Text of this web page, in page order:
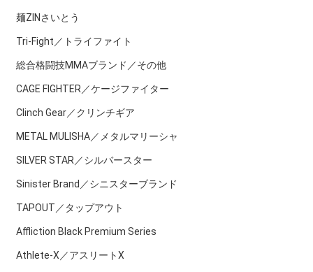
麺ZINさいとう
Tri-Fight／トライファイト
総合格闘技MMAブランド／その他
CAGE FIGHTER／ケージファイター
Clinch Gear／クリンチギア
METAL MULISHA／メタルマリーシャ
SILVER STAR／シルバースター
Sinister Brand／シニスターブランド
TAPOUT／タップアウト
Affliction Black Premium Series
Athlete-X／アスリートX